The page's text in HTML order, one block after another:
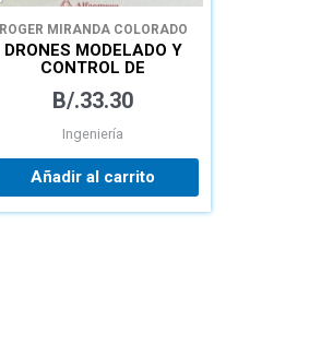
ROGER MIRANDA COLORADO
DRONES MODELADO Y
CONTROL DE
B/.33.30
Ingeniería
Añadir al carrito